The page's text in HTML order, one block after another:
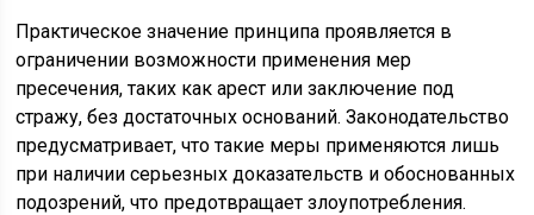
Практическое значение принципа проявляется в
ограничении возможности применения мер
пресечения, таких как арест или заключение под
стражу, без достаточных оснований. Законодательство
предусматривает, что такие меры применяются лишь
при наличии серьезных доказательств и обоснованных
подозрений, что предотвращает злоупотребления.